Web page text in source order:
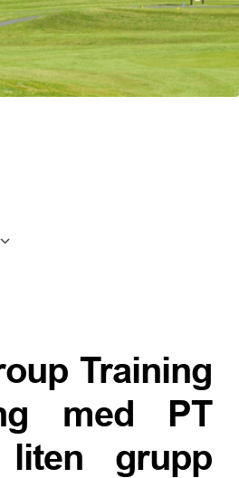
Training
med PT
grupp